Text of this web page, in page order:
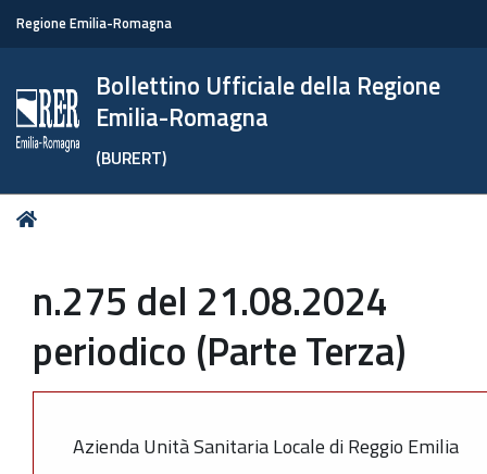
Regione Emilia-Romagna
Bollettino Ufficiale della Regione
Emilia-Romagna
(BURERT)
Tu
n.275 del 21.08.2024
periodico (Parte Terza)
Azienda Unità Sanitaria Locale di Reggio Emilia